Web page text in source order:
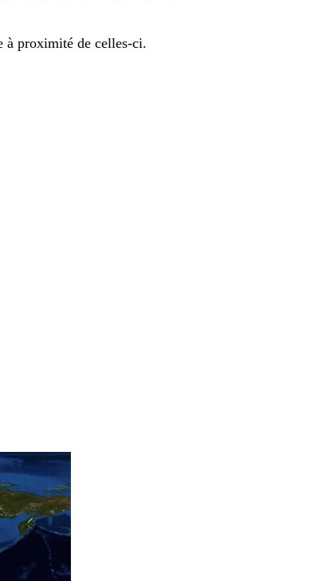
à proximité de celles-ci.